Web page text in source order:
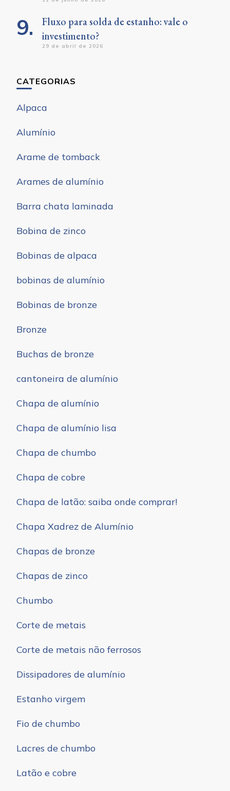
Fluxo para solda de estanho: vale o
investimento?
29 de abril de 2026
CATEGORIAS
Alpaca
Alumínio
Arame de tomback
Arames de alumínio
Barra chata laminada
Bobina de zinco
Bobinas de alpaca
bobinas de alumínio
Bobinas de bronze
Bronze
Buchas de bronze
cantoneira de alumínio
Chapa de alumínio
Chapa de alumínio lisa
Chapa de chumbo
Chapa de cobre
Chapa de latão: saiba onde comprar!
Chapa Xadrez de Alumínio
Chapas de bronze
Chapas de zinco
Chumbo
Corte de metais
Corte de metais não ferrosos
Dissipadores de alumínio
Estanho virgem
Fio de chumbo
Lacres de chumbo
Latão e cobre